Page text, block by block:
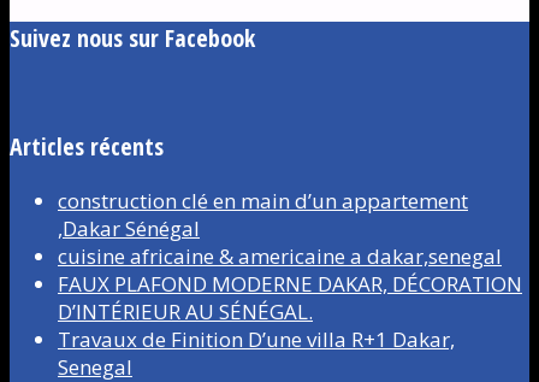
Suivez nous sur Facebook
Articles récents
construction clé en main d’un appartement
,Dakar Sénégal
cuisine africaine & americaine a dakar,senegal
FAUX PLAFOND MODERNE DAKAR, DÉCORATION
D’INTÉRIEUR AU SÉNÉGAL.
Travaux de Finition D’une villa R+1 Dakar,
Senegal